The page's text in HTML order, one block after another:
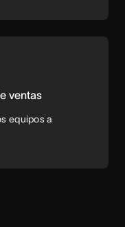
ventas
equipos a